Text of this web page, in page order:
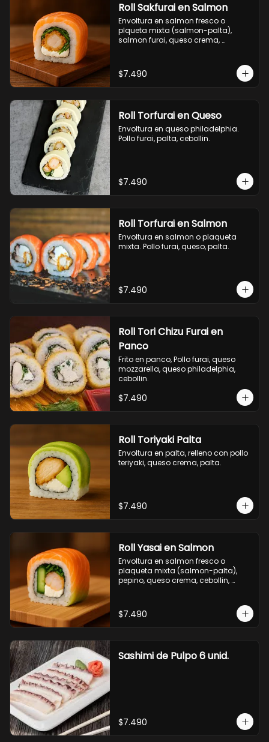
Roll Sakfurai en Salmon
Envoltura en salmon fresco o
plqueta mixta (salmon-palta),
salmon furai, queso crema,
$7.490
Roll Torfurai en Queso
Envoltura en queso philadelphia.
Pollo furai, palta, cebollin.
$7.490
Roll Torfurai en Salmon
Envoltura en salmon o plaqueta
mixta. Pollo furai, queso, palta.
$7.490
Roll Tori Chizu Furai en
Panco
Frito en panco, Pollo furai, queso
mozzarella, queso philadelphia,
cebollin.
$7.490
Roll Toriyaki Palta
Envoltura en palta, relleno con pollo
teriyaki, queso crema, palta.
$7.490
Roll Yasai en Salmon
Envoltura en salmon fresco o
plaqueta mixta (salmon-palta),
pepino, queso crema, cebollin,
$7.490
Sashimi de Pulpo 6 unid.
$7.490